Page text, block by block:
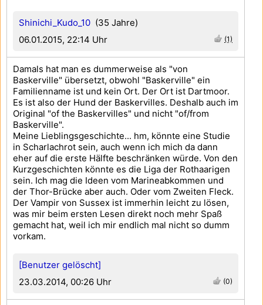
Shinichi_Kudo_10 (35 Jahre)
06.01.2015, 22:14 Uhr
(1)
[Benutzer gelöscht]
23.03.2014, 00:26 Uhr
(0)
Damals hat man es dummerweise als "von
Baskerville" übersetzt, obwohl "Baskerville" ein
Familienname ist und kein Ort. Der Ort ist Dartmoor.
Es ist also der Hund der Baskervilles. Deshalb auch im
Original "of the Baskervilles" und nicht "of/from
Baskerville".
Meine Lieblingsgeschichte... hm, könnte eine Studie
in Scharlachrot sein, auch wenn ich mich da dann
eher auf die erste Hälfte beschränken würde. Von den
Kurzgeschichten könnte es die Liga der Rothaarigen
sein. Ich mag die Ideen vom Marineabkommen und
der Thor-Brücke aber auch. Oder vom Zweiten Fleck.
Der Vampir von Sussex ist immerhin leicht zu lösen,
was mir beim ersten Lesen direkt noch mehr Spaß
gemacht hat, weil ich mir endlich mal nicht so dumm
vorkam.